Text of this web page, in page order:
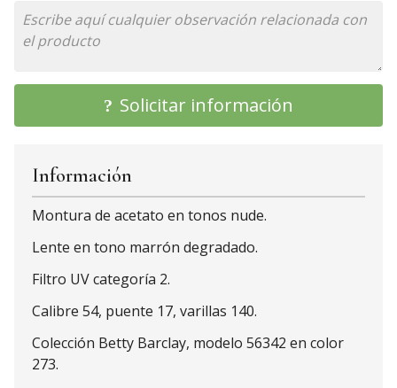
Solicitar información
Información
Montura de acetato en tonos nude.
Lente en tono marrón degradado.
Filtro UV categoría 2.
Calibre 54, puente 17, varillas 140.
Colección Betty Barclay, modelo 56342 en color
273.